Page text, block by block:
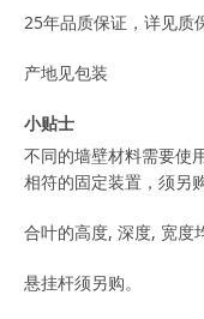
25年品质保证，详见质
产地见包装
小贴士
不同的墙壁材料需要使
相符的固定装置，须另购
合叶的高度, 深度, 宽度
悬挂杆须另购。